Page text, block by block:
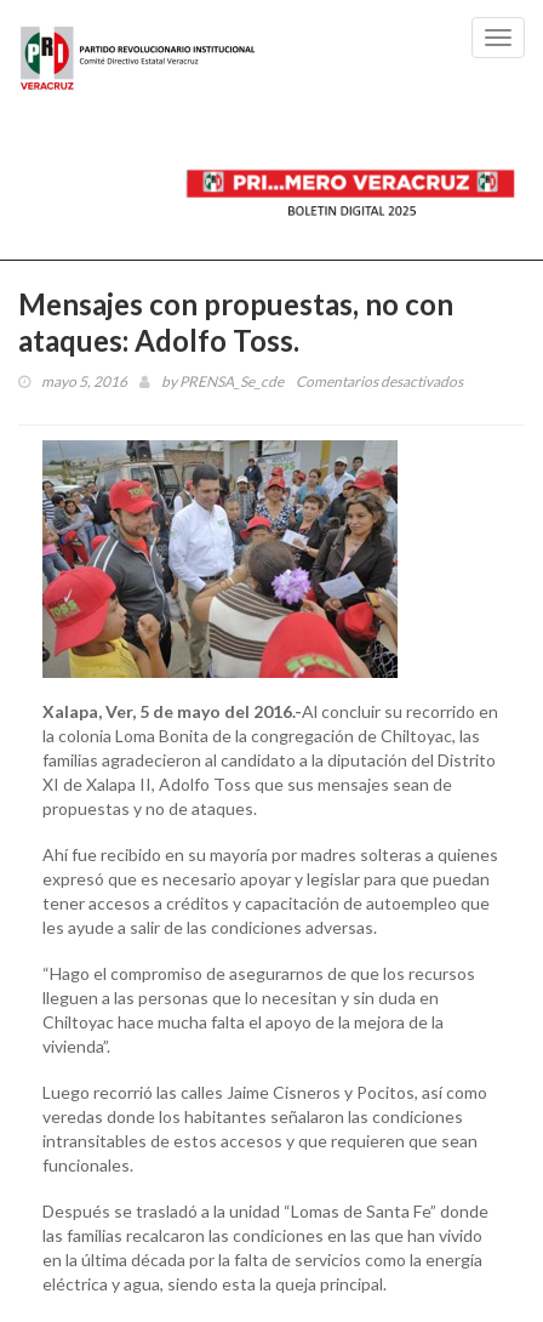
Mensajes con propuestas, no con
ataques: Adolfo Toss.
mayo 5, 2016 byPRENSA_Se_cde Comentarios desactivadosen
Xalapa, Ver, 5 de mayo del 2016.-Al concluir su recorrido en
la colonia Loma Bonita de la congregación de Chiltoyac, las
familias agradecieron al candidato a la diputación del Distrito
XI de Xalapa II, Adolfo Toss que sus mensajes sean de
propuestas y no de ataques.
Ahí fue recibido en su mayoría por madres solteras a quienes
expresó que es necesario apoyar y legislar para que puedan
tener accesos a créditos y capacitación de autoempleo que
les ayude a salir de las condiciones adversas.
“Hago el compromiso de asegurarnos de que los recursos
lleguen a las personas que lo necesitan y sin duda en
Chiltoyac hace mucha falta el apoyo de la mejora de la
vivienda”.
Luego recorrió las calles Jaime Cisneros y Pocitos, así como
veredas donde los habitantes señalaron las condiciones
intransitables de estos accesos y que requieren que sean
funcionales.
Después se trasladó a la unidad “Lomas de Santa Fe” donde
las familias recalcaron las condiciones en las que han vivido
en la última década por la falta de servicios como la energía
eléctrica y agua, siendo esta la queja principal.